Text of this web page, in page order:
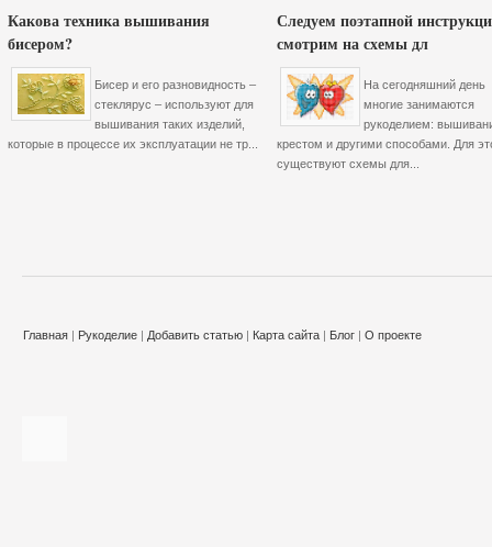
Какова техника вышивания
бисером?
Бисер и его разновидность –
стеклярус – используют для
вышивания таких изделий,
которые в процессе их эксплуатации не тр...
Следуем поэтапной
смотрим на схемы дл
На сегодняшний день
многие занимаются
рукоделием:
крестом и другими способами. Для
существуют схемы для...
Главная | Рукоделие | Добавить статью | Карта сайта | Блог | О проекте